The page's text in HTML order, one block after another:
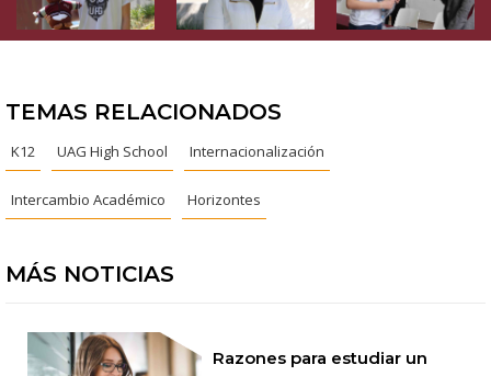
TEMAS RELACIONADOS
K12 UAG High School Internacionalización
Intercambio Académico Horizontes
MÁS NOTICIAS
Razones para estudiar un